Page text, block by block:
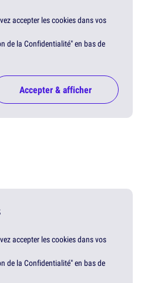
accepter les cookies dans vos
de la Confidentialité" en bas de
Accepter & afficher
accepter les cookies dans vos
de la Confidentialité" en bas de